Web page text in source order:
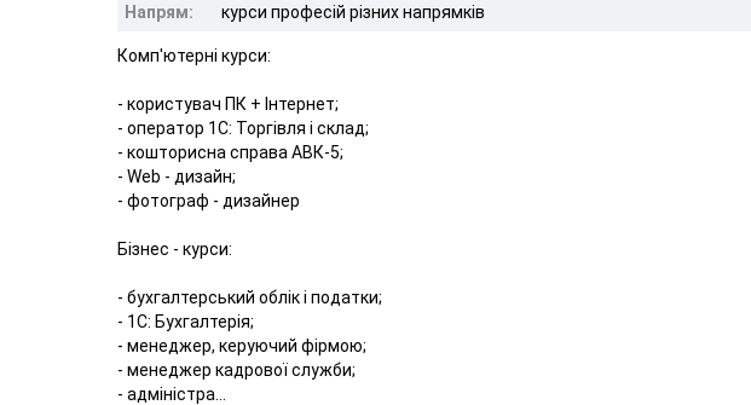
Напрям:
курси професій різних напрямків
Комп'ютерні курси:
- користувач ПК + Інтернет;
- оператор 1С: Торгівля і склад;
- кошторисна справа АВК-5;
- Web - дизайн;
- фотограф - дизайнер
Бізнес - курси:
- бухгалтерський облік і податки;
- 1С: Бухгалтерія;
- менеджер, керуючий фірмою;
- менеджер кадрової служби;
- адміністра...